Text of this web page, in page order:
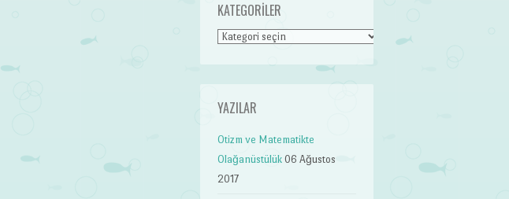
KATEGORILER
Kategoriler
YAZILAR
Otizm ve Matematikte
Olağanüstülük 06 Ağustos
2017